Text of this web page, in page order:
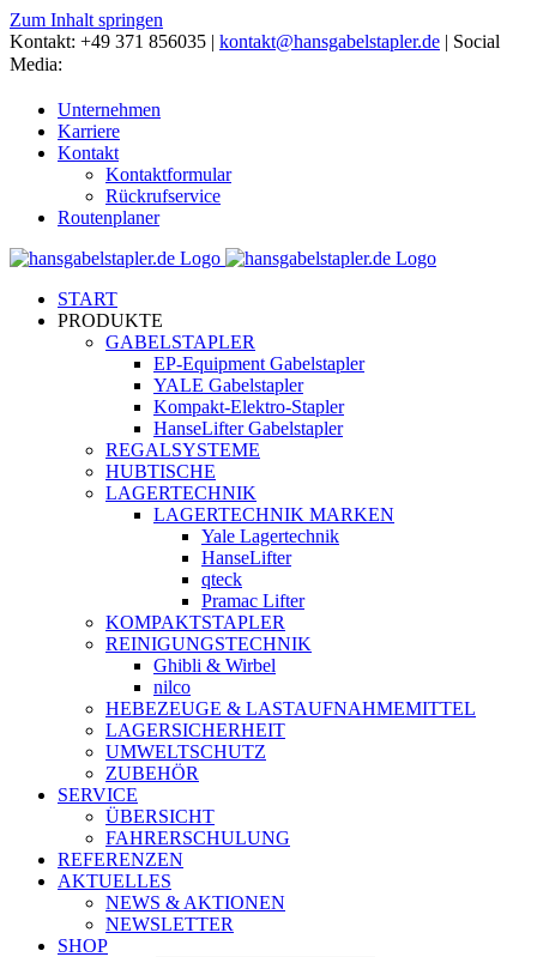
Zum Inhalt springen
Kontakt: +49 371 856035 | kontakt@hansgabelstapler.de | Social
Media:
Unternehmen
Karriere
Kontakt
Kontaktformular
Rückrufservice
Routenplaner
START
PRODUKTE
GABELSTAPLER
EP-Equipment Gabelstapler
YALE Gabelstapler
Kompakt-Elektro-Stapler
HanseLifter Gabelstapler
REGALSYSTEME
HUBTISCHE
LAGERTECHNIK
LAGERTECHNIK MARKEN
Yale Lagertechnik
HanseLifter
qteck
Pramac Lifter
KOMPAKTSTAPLER
REINIGUNGSTECHNIK
Ghibli & Wirbel
nilco
HEBEZEUGE & LASTAUFNAHMEMITTEL
LAGERSICHERHEIT
UMWELTSCHUTZ
ZUBEHÖR
SERVICE
ÜBERSICHT
FAHRERSCHULUNG
REFERENZEN
AKTUELLES
NEWS & AKTIONEN
NEWSLETTER
SHOP